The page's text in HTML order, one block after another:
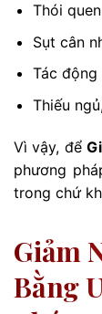
Thói
Sụt cân
Tác
Thiếu
Vì vậy, để
phương
trong chứ
Giảm
Bằng